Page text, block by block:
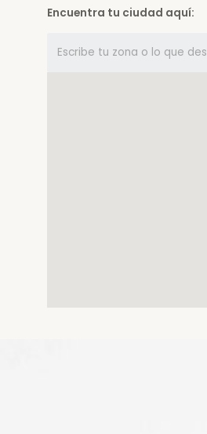
Encuentra tu ciudad aquí: